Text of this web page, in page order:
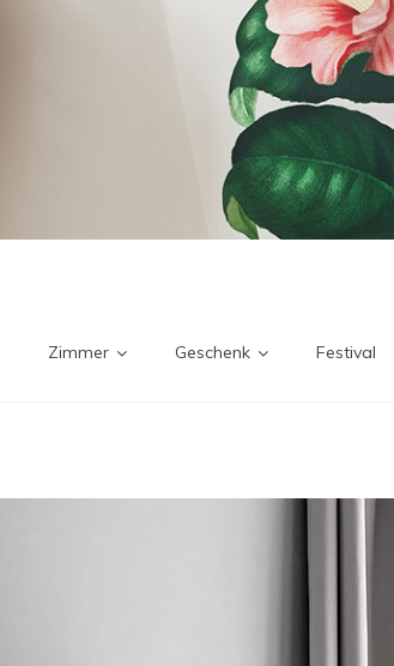
Zimmer Geschenk Festival